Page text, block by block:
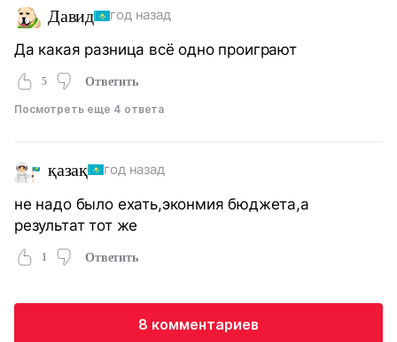
Давид год назад
Да какая разница всё одно проиграют
5 Ответить
Посмотреть еще 4 ответа
қазақ год назад
не надо было ехать,эконмия бюджета,а
результат тот же
1 Ответить
8 комментариев